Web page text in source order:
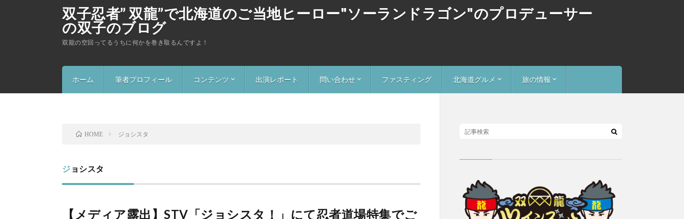
双子忍者” 双龍”で北海道のご当地ヒーロー"ソーランドラゴン"のプロデューサー
の双子のブログ
双龍の空回ってるうちに何かを巻き取るんですよ！
ホーム 筆者プロフィール コンテンツ 出演レポート 問い合わせ ファスティング 北海道グルメ 旅の情報
HOME ジョシスタ
ジョシスタ
【メディア露出】STV「ジョシスタ！」にて忍者道場特集でご